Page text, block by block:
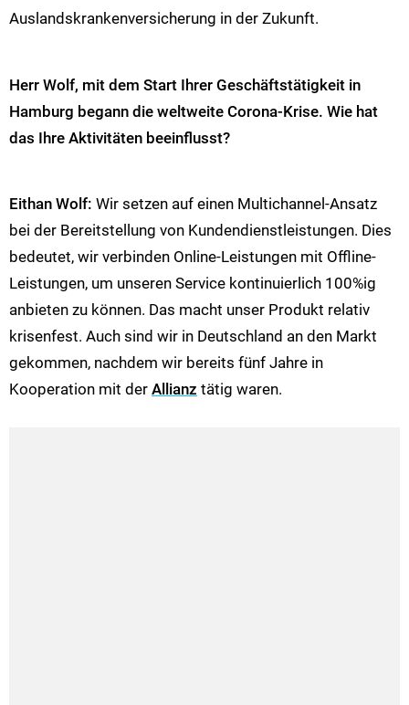
Auslandskrankenversicherung in der Zukunft.
Herr Wolf, mit dem Start Ihrer Geschäftstätigkeit in
Hamburg begann die weltweite Corona-Krise. Wie hat
das Ihre Aktivitäten beeinflusst?
Eithan Wolf: Wir setzen auf einen Multichannel-Ansatz
bei der Bereitstellung von Kundendienstleistungen. Dies
bedeutet, wir verbinden Online-Leistungen mit Offline-
Leistungen, um unseren Service kontinuierlich 100%ig
anbieten zu können. Das macht unser Produkt relativ
krisenfest. Auch sind wir in Deutschland an den Markt
gekommen, nachdem wir bereits fünf Jahre in
Kooperation mit der Allianz tätig waren.